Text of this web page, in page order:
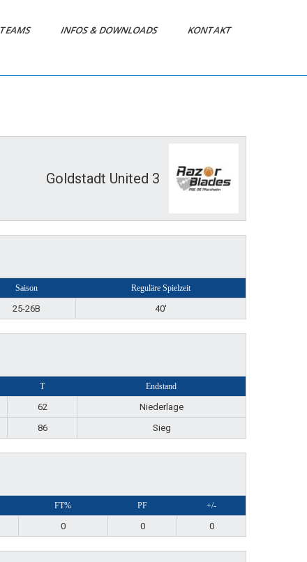
TEAMS INFOS & DOWNLOADS KONTAKT
Goldstadt United 3
Saison Reguläre Spielzeit
25-26B 40'
T Endstand
62
Niederlage
86 Sieg
FT% PF +/-
0 0 0